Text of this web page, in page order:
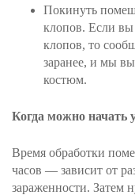
Покинуть
клопов. Если вы
клопов, то
заранее, и мы
костюм.
Когда можно начать
Время обработки
часов — зависит от
зараженности. Затем